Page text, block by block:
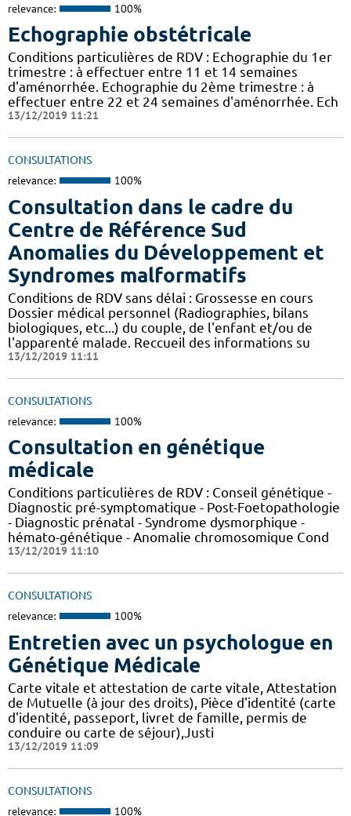
relevance: 100%
Echographie obstétricale
Conditions particulières de RDV : Echographie du 1er
trimestre : à effectuer entre 11 et 14 semaines
d'aménorrhée. Echographie du 2ème trimestre : à
effectuer entre 22 et 24 semaines d'aménorrhée. Ech
13/12/2019 11:21
CONSULTATIONS
relevance: 100%
Consultation dans le cadre du
Centre de Référence Sud
Anomalies du Développement et
Syndromes malformatifs
Conditions de RDV sans délai : Grossesse en cours
Dossier médical personnel (Radiographies, bilans
biologiques, etc...) du couple, de l'enfant et/ou de
l'apparenté malade. Reccueil des informations su
13/12/2019 11:11
CONSULTATIONS
relevance: 100%
Consultation en génétique
médicale
Conditions particulières de RDV : Conseil génétique -
Diagnostic pré-symptomatique - Post-Foetopathologie
- Diagnostic prénatal - Syndrome dysmorphique -
hémato-génétique - Anomalie chromosomique Cond
13/12/2019 11:10
CONSULTATIONS
relevance: 100%
Entretien avec un psychologue en
Génétique Médicale
Carte vitale et attestation de carte vitale, Attestation
de Mutuelle (à jour des droits), Pièce d'identité (carte
d'identité, passeport, livret de famille, permis de
conduire ou carte de séjour),Justi
13/12/2019 11:09
CONSULTATIONS
relevance: 100%